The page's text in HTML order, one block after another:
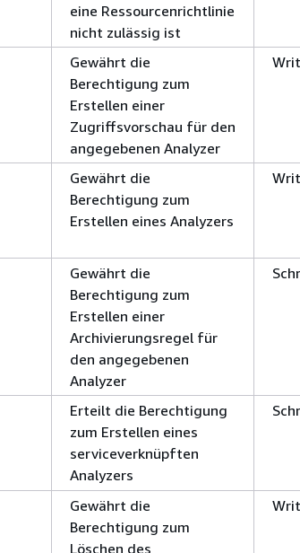
eine Ressourcenrichtlinie
nicht zulässig ist
Gewährt die
Berechtigung zum
Erstellen einer
Zugriffsvorschau für den
angegebenen Analyzer
Gewährt die
Berechtigung zum
Erstellen eines Analyzers
Gewährt die
Berechtigung zum
Erstellen einer
Archivierungsregel für
den angegebenen
Analyzer
Erteilt die Berechtigung
zum Erstellen eines
serviceverknüpften
Analyzers
Gewährt die
Berechtigung zum
Löschen des